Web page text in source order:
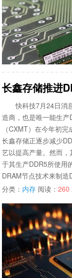
长鑫存储推进
快科技7月24日消
造商，也是唯一能生
（CXMT）在今年初
长鑫存储正逐步减少
艺以提高产量。然而
于其生产DDR5所使用
DRAM节点技术来制
分类： 内存 阅读：260